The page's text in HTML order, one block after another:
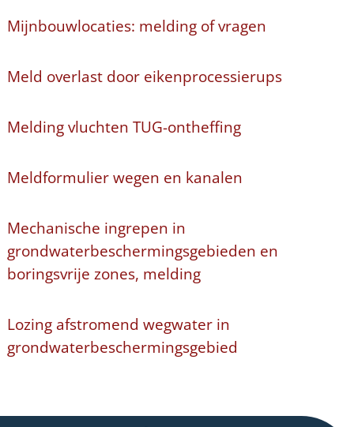
Mijnbouwlocaties: melding of vragen
Meld overlast door eikenprocessierups
Melding vluchten TUG-ontheffing
Meldformulier wegen en kanalen
Mechanische ingrepen in
grondwaterbeschermingsgebieden en
boringsvrije zones, melding
Lozing afstromend wegwater in
grondwaterbeschermingsgebied